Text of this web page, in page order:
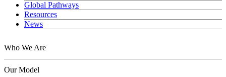
Global Pathways
Resources
News
Who We Are
Our Model